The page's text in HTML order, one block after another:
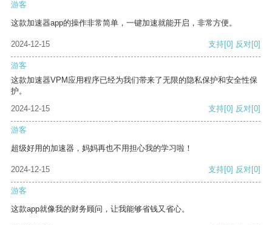
游客
这款加速器app的操作非常简单，一键加速就能开启，非常方便。
2024-12-15 支持[0] 反对[0]
游客
这款加速器VPM应用程序已经为我们带来了无限的隐私保护和安全性保
护。
2024-12-15
支持[0] 反对[0]
游客
超级好用的加速器，妈妈再也不用担心我的学习啦！
2024-12-15 支持[0] 反对[0]
游客
这款app就像我的财务顾问，让我能够省钱又省心。